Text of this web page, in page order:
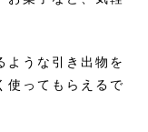
ような引き出物を
使ってもらえるで